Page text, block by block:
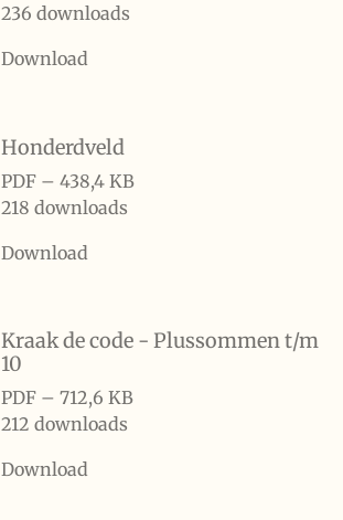
236 downloads
Download
Honderdveld
PDF – 438,4 KB
218 downloads
Download
Kraak de code - Plussommen t/m
10
PDF – 712,6 KB
212 downloads
Download